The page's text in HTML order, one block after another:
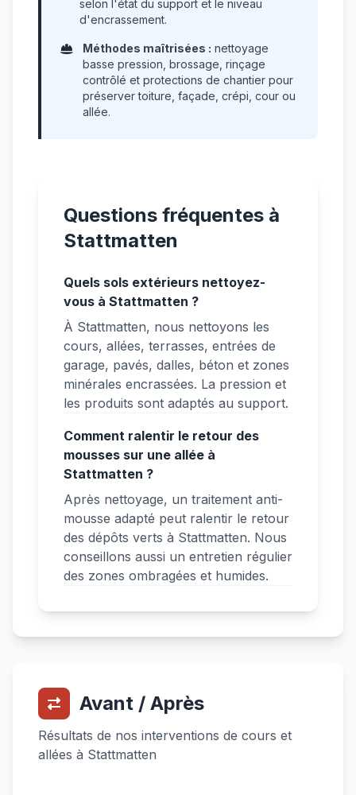
selon l'état du support et le niveau
d'encrassement.
Méthodes maîtrisées : nettoyage
basse pression, brossage, rinçage
contrôlé et protections de chantier pour
préserver toiture, façade, crépi, cour ou
allée.
Questions fréquentes à
Stattmatten
Quels sols extérieurs nettoyez-
vous à Stattmatten ?
À Stattmatten, nous nettoyons les
cours, allées, terrasses, entrées de
garage, pavés, dalles, béton et zones
minérales encrassées. La pression et
les produits sont adaptés au support.
Comment ralentir le retour des
mousses sur une allée à
Stattmatten ?
Après nettoyage, un traitement anti-
mousse adapté peut ralentir le retour
des dépôts verts à Stattmatten. Nous
conseillons aussi un entretien régulier
des zones ombragées et humides.
Avant / Après
Résultats de nos interventions de cours et
allées à Stattmatten